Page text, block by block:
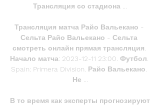
Трансляция со стадиона ...
Трансляция матча Райо Вальекано -
Сельта Райо Вальекано - Сельта
смотреть онлайн прямая трансляция.
Начало матча: 2023-12-11 23:00. Футбол.
Spain: Primera Division. Райо Вальекано.
Не ...
В то время как эксперты прогнозируют